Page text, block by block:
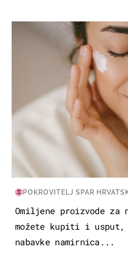
MODA & LJEPOTA
POKROVITELJ SPAR
Omiljene proizvode za
možete kupiti i usput,
nabavke namirnica...